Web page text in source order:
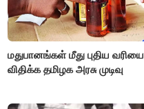
மதுபானங்கள் மீது புதிய வரியை
விதிக்க தமிழக அரசு முடிவு